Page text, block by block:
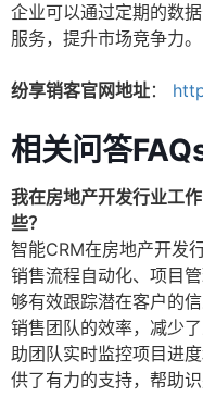
企业可以通过定期的数
服务，提升市场竞争力。
纷享销客官网地址：
相关问答FAQs
我在房地产开发行业工
些？
智能CRM在房地产开发
销售流程自动化、项目
够有效跟踪潜在客户的
销售团队的效率，减少
助团队实时监控项目进
供了有力的支持，帮助